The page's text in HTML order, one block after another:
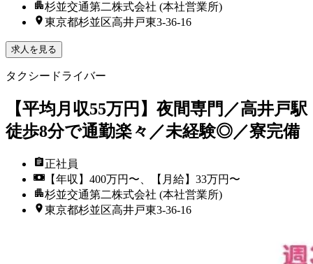
杉並交通第二株式会社 (本社営業所)
東京都杉並区高井戸東3‐36‐16
求人を見る
タクシードライバー
【平均月収55万円】夜間専門／高井戸駅
徒歩8分で通勤楽々／未経験◎／寮完備
正社員
【年収】400万円〜、【月給】33万円〜
杉並交通第二株式会社 (本社営業所)
東京都杉並区高井戸東3‐36‐16